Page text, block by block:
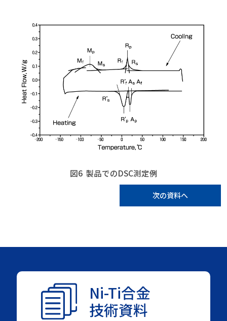
図6 製品でのDSC測定例
次の資料へ
Ni-Ti合金
技術資料